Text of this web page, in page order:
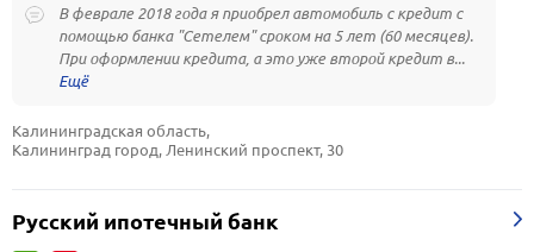
В феврале 2018 года я приобрел автомобиль с кредит с
помощью банка "Сетелем" сроком на 5 лет (60 месяцев).
При оформлении кредита, а это уже второй кредит в...
Калининградская область,
Калининград город, Ленинский проспект, 30
Русский ипотечный банк